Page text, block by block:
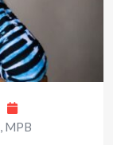
, MPB